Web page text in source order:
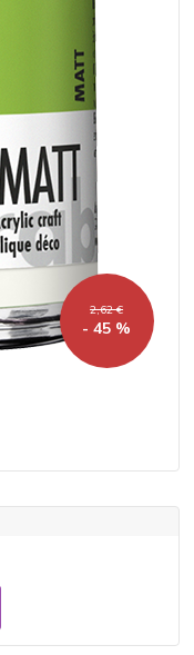
2,62 €
- 45 %